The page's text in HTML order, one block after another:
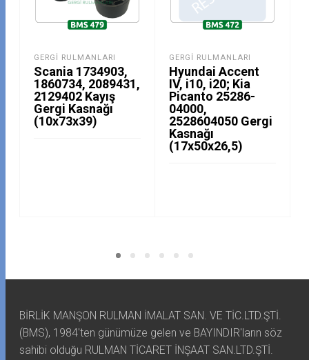
GERGI RULMANLARI
Scania 1734903,
1860734, 2089431,
2129402 Kayış
Gergi Kasnağı
(10x73x39)
GERGI RULMANLARI
Hyundai Accent
IV, i10, i20; Kia
Picanto 25286-
04000,
2528604050 Gergi
Kasnağı
(17x50x26,5)
BİRLİK MANŞON RULMAN İMALAT SAN. VE TİC.LTD.ŞTİ.
(BMS), 1984'ten günümüze gelen ve BAYINDIR'ların söz
sahibi olduğu RULMAN TİCARET İNŞAAT SAN.LTD.ŞTİ.